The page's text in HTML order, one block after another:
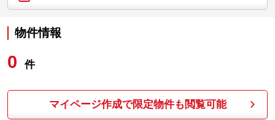
物件情報
0 件
マイページ作成で限定物件も閲覧可能